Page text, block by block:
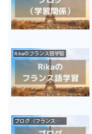
Rikaのフランス語学習
ブログ（フランス語学習）